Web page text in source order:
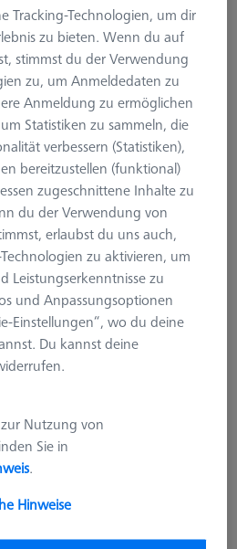
Seite drucken
Tracking-Technologien, um dir
zu bieten. Wenn du auf
stimmst du der Verwendung
zu, um Anmeldedaten zu
Anmeldung zu ermöglichen
Statistiken zu sammeln, die
verbessern (Statistiken),
bereitzustellen (funktional)
zugeschnittene Inhalte zu
du der Verwendung von
erlaubst du uns auch,
zu aktivieren, um
Leistungserkenntnisse zu
und Anpassungsoptionen
Einstellungen“, wo du deine
Du kannst deine
Nutzung von
Sie in
.
Hinweise